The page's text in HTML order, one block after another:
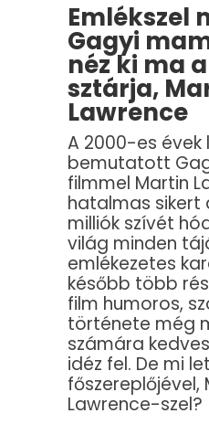
Emlékszel
Gagyi
néz ki ma
sztárja,
Lawrence
A 2000-es évek
bemutatott
filmmel Martin
hatalmas
milliók szívét
világ minden
emlékezetes
később több
film humoros,
története még
számára
idéz fel. De mi
főszereplőjével,
Lawrence-szel?